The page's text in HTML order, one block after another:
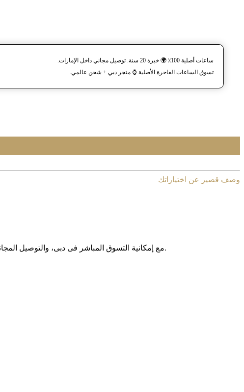
ساعات أصلية 100٪ 🌍 خبرة 20 سنة. توصيل مجاني داخل الإمارات.
تسوق الساعات الفاخرة الأصلية ⌚️ متجر دبي + شحن عالمي.
وصف قصير عن اختياراتك
مع إمکانیة التسوق المباشر فی دبی، والتوصیل المجانی داخل الإمارات العربیة المتحدة، وخدمة الشحن الدولی إلى أکثر من 130 دولة حول العالم، نوفر لکم تجربة تسوق آمنة وبدون حدود.